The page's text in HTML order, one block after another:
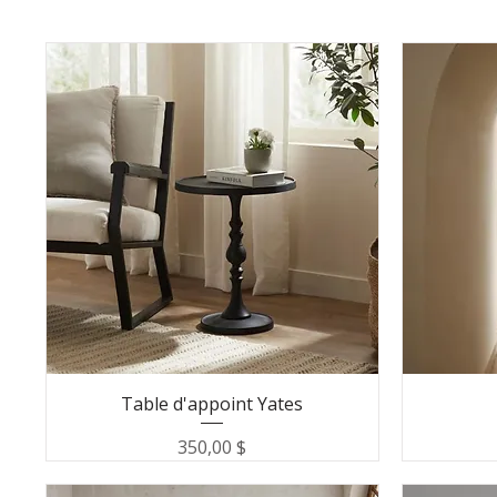
Table d'appoint Yates
Prix
350,00 $